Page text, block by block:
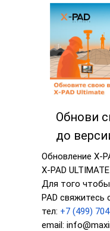
Обнови
до
Обновление X-
X-PAD
Для того
PAD свяжитесь
тел: +7 (499)
email: